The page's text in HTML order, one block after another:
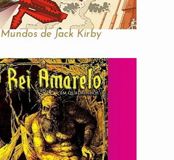
de Jack Kirby